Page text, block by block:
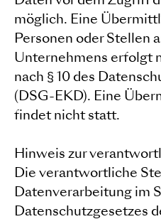
möglich. Eine
Personen oder Stellen
Unternehmens erfolgt
nach § 10 des
(DSG-EKD). Eine
findet nicht statt.
Hinweis zur
Die verantwortliche
Datenverarbeitung im
Datenschutzgesetzes